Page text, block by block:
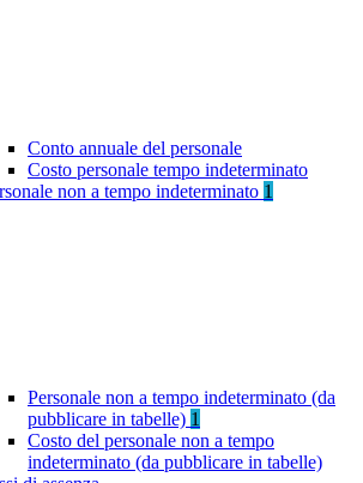
Conto annuale del personale
Costo personale tempo indeterminato
non a tempo indeterminato 1
Personale non a tempo indeterminato (da
pubblicare in tabelle) 1
Costo del personale non a tempo
indeterminato (da pubblicare in tabelle)